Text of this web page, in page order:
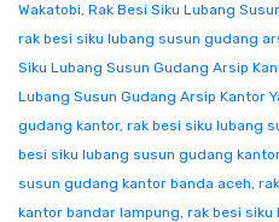
Wakatobi, Rak Besi Siku Lubang
rak besi siku lubang susun gudang
Siku Lubang Susun Gudang Arsip
Lubang Susun Gudang Arsip Kantor
gudang kantor, rak besi siku lubang
besi siku lubang susun gudang
susun gudang kantor banda aceh,
kantor bandar lampung, rak besi siku